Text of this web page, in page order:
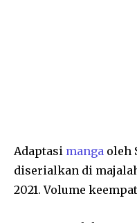
Adaptasi manga oleh
diserialkan di
2021. Volume